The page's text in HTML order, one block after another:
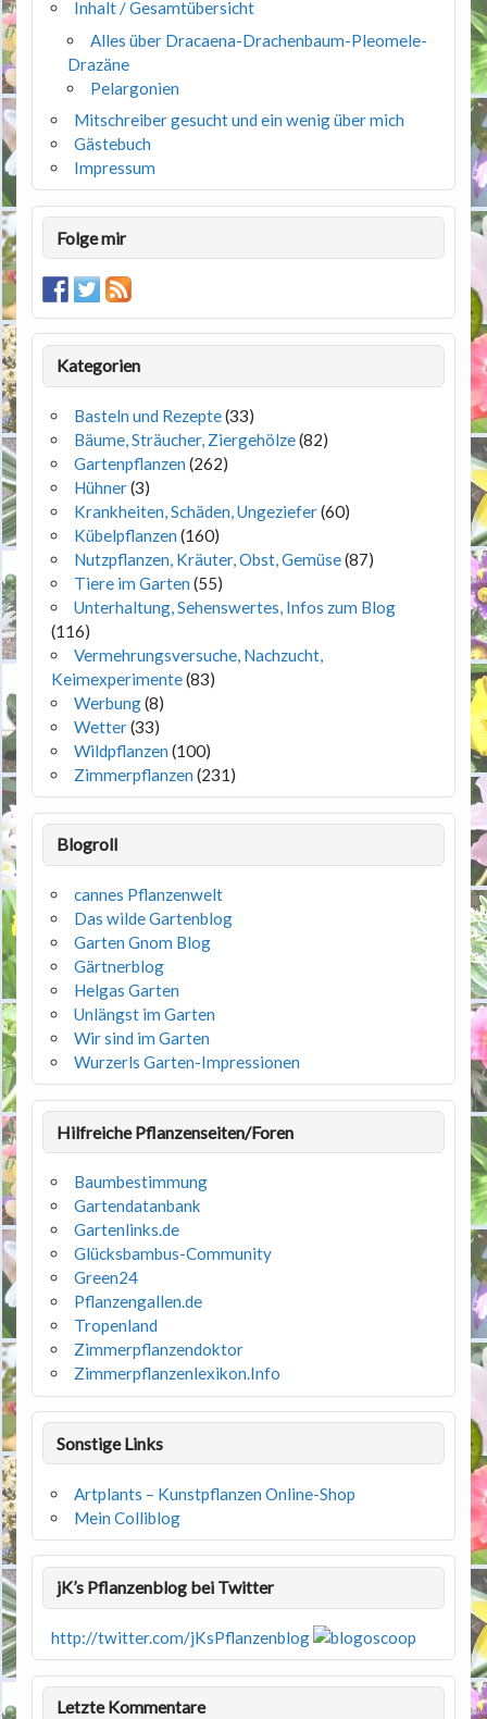
Inhalt / Gesamtübersicht
Alles über Dracaena-Drachenbaum-Pleomele-
Drazäne
Pelargonien
Mitschreiber gesucht und ein wenig über mich
Gästebuch
Impressum
Folge mir
Kategorien
Basteln und Rezepte(33)
Bäume, Sträucher, Ziergehölze(82)
Gartenpflanzen (262)
Hühner(3)
Krankheiten, Schäden, Ungeziefer(60)
Kübelpflanzen (160)
Nutzpflanzen, Kräuter, Obst, Gemüse(87)
Tiere im Garten (55)
Unterhaltung, Sehenswertes, Infos zum Blog
(116)
Vermehrungsversuche, Nachzucht,
Keimexperimente(83)
Werbung(8)
Wetter(33)
Wildpflanzen (100)
Zimmerpflanzen (231)
Blogroll
cannes Pflanzenwelt
Das wilde Gartenblog
Garten Gnom Blog
Gärtnerblog
Helgas Garten
Unlängst im Garten
Wir sind im Garten
Wurzerls Garten-Impressionen
Hilfreiche Pflanzenseiten/Foren
Baumbestimmung
Gartendatanbank
Gartenlinks.de
Glücksbambus-Community
Green24
Pflanzengallen.de
Tropenland
Zimmerpflanzendoktor
Zimmerpflanzenlexikon.Info
Sonstige Links
Artplants – Kunstpflanzen Online-Shop
Mein Colliblog
jK’s Pflanzenblog bei Twitter
http://twitter.com/jKsPflanzenblog
Letzte Kommentare